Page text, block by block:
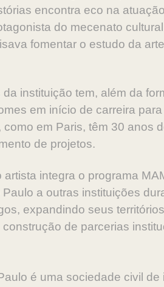
encontra eco na
do mecenato
fomentar o estudo da
instituição tem, além da
em início de carreira
em Paris, têm 30 anos
de projetos.
integra o programa
a outras instituições
expandindo seus
de parcerias
é uma sociedade civil